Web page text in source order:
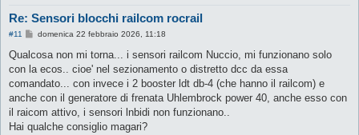
Re: Sensori blocchi railcom rocrail
#11
M
s
a
g
i
o
domenica 22 febbraio 2026, 11:18
Qualcosa non mi torna... i sensori railcom Nuccio, mi funzionano solo
con la ecos.. cioe' nel sezionamento o distretto dcc da essa
comandato... con invece i 2 booster ldt db-4 (che hanno il railcom) e
anche con il generatore di frenata Uhlembrock power 40, anche esso con
il raicom attivo, i sensori lnbidi non funzionano..
Hai qualche consiglio magari?